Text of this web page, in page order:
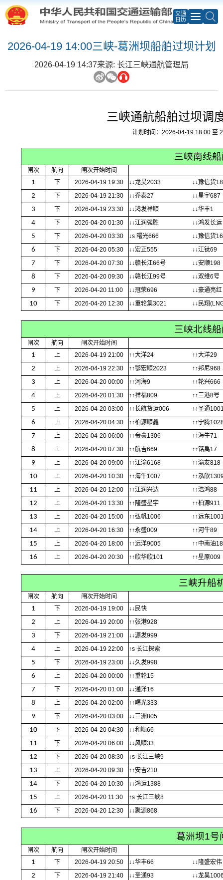
交通
日历
2026-04-19 14:00三峡-葛洲坝船舶过坝计划
2026-04-19 14:37来源: 长江三峡通航管理局
三峡通航船舶过坝调
计划时间：2026-04-19 18:00 至
三峡南线
闸次 航向 闸次开始时间
1 下 2026-04-19 19:30 ↓↓龙昊2033 ↓↓豫信货
2 下 2026-04-19 21:30 ↓↓乔泰27 ↓↓星宇687
3 下 2026-04-19 23:30 ↓↓鸿发祥顺 ↓↓华丰1
4 下 2026-04-20 01:30 ↓↓江润强胜 ↓↓鸿发长运
5 下 2026-04-20 03:30 ↓s 曙光666 ↓↓豫信货
6 下 2026-04-20 05:30 ↓↓宏正555 ↓↓江钛69
7 下 2026-04-20 07:30 ↓↓赣长江66号 ↓↓安顺198
8 下 2026-04-20 09:30 ↓↓赣长江99号 ↓↓双维6号
9 下 2026-04-20 11:00 ↓↓冠荣696 ↓↓豪通亮红
10 下 2026-04-20 12:30 ↓↓重轮集3021 ↓↓民翔
三峡北线
闸次 航向 闸次开始时间
1 上 2026-04-19 21:00 ↑↑大洋24 ↑↑大洋29
2 上 2026-04-19 22:30 ↑↑鄂宏顺2023 ↑↑邦尼968
3 上 2026-04-20 00:00 ↑↑河海9 ↑↑轮兴666
4 上 2026-04-20 01:30 ↑↑祥福809 ↑↑三港8号
5 上 2026-04-20 03:00 ↑↑长航货运006 ↑↑圣通
6 上 2026-04-20 04:30 ↑↑柏源顺鑫 ↑↑宁腾
7 上 2026-04-20 06:00 ↑↑帝豪1306 ↑↑海牛71
8 上 2026-04-20 07:30 ↑↑航吉669 ↑↑铭禹17
9 上 2026-04-20 09:00 ↑↑江渝6168 ↑↑渝友818
10 上 2026-04-20 10:30 ↑↑海牛1007 ↑↑泓欣
11 上 2026-04-20 12:00 ↑↑江润兴达 ↑↑浩鸿88
12 上 2026-04-20 13:30 ↑↑隆盛星宇 ↑↑柏源911
13 上 2026-04-20 15:00 ↑↑弘帆1006 ↑↑远东
14 上 2026-04-20 16:30 ↑↑永盛009 ↑↑河牛89
15 上 2026-04-20 18:00 ↑↑远洋9005 ↑↑中南油
16 上 2026-04-20 20:30 ↑↑欣华欣101 ↑↑星原009
三峡升船
闸次 航向 闸次开始时间
1 下 2026-04-19 19:00 ↓↓民快
2 上 2026-04-19 20:00 ↑↑张港928
3 下 2026-04-19 21:00 ↓↓源发999
4 上 2026-04-19 22:00 ↑s 长江探索
5 下 2026-04-19 23:00 ↓↓久发998
6 上 2026-04-20 00:00 ↑↑重轮15
7 下 2026-04-20 01:00 ↓↓通洋16
8 上 2026-04-20 02:00 ↑↑曙光333
9 下 2026-04-20 03:00 ↓↓三洲805
10 下 2026-04-20 04:30 ↓↓和顺66
11 下 2026-04-20 06:00 ↓↓风顺33
12 下 2026-04-20 08:30 ↓s 长江三峡9
13 上 2026-04-20 09:30 ↑↑安吉210
14 下 2026-04-20 10:30 ↓↓鸿运1388
15 上 2026-04-20 11:30 ↑s 长江三峡8
16 下 2026-04-20 12:30 ↓↓聚源868
葛洲坝1号
闸次 航向 闸次开始时间
1 下 2026-04-19 20:50 ↓↓华丰66 ↓↓隆盛宏伟
2 下 2026-04-19 21:40 ↓↓圣通93 ↓↓龙昊